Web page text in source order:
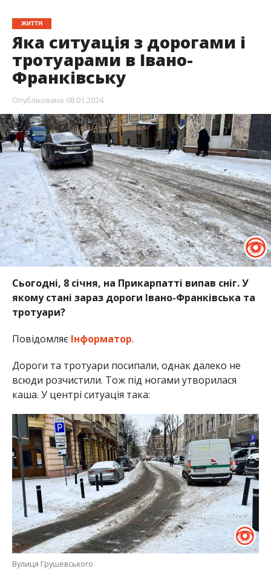
ЖИТТЯ
Яка ситуація з дорогами і
тротуарами в Івано-
Франківську
Опубліковано 08.01.2024
Сьогодні, 8 січня, на Прикарпатті випав сніг. У
якому стані зараз дороги Івано-Франківська та
тротуари?
Повідомляє Інформатор.
Дороги та тротуари посипали, однак далеко не
всюди розчистили. Тож під ногами утворилася
каша. У центрі ситуація така:
Вулиця Грушевського